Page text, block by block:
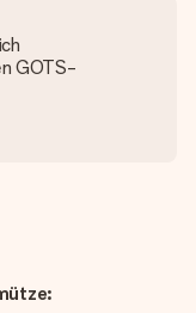
GOTS-